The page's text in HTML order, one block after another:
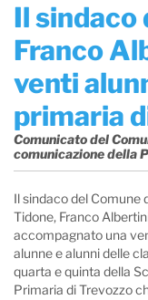
​Il sindaco
Franco
venti
primaria
Comunicato del
comunicazione della
Il sindaco del Comune
Tidone, Franco
accompagnato una
alunne e alunni delle
quarta e quinta della
Primaria di Trevozzo